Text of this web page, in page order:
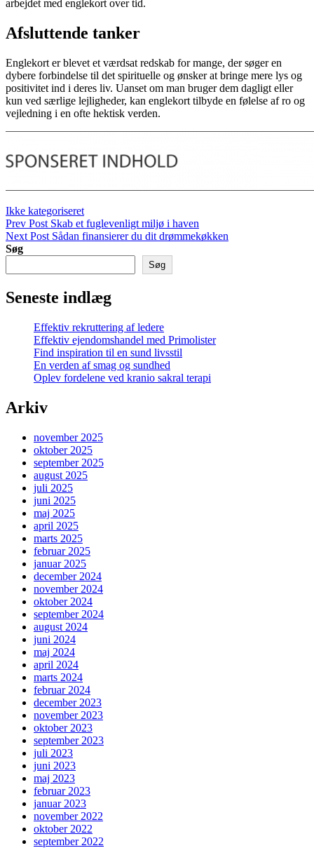
arbejdet med englekort over tid.
Afsluttende tanker
Englekort er blevet et værdsat redskab for mange, der søger en
dybere forbindelse til det spirituelle og ønsker at bringe mere lys og
positivitet ind i deres liv. Uanset om man bruger dem dagligt eller
kun ved særlige lejligheder, kan englekort tilbyde en følelse af ro og
vejledning i en ofte hektisk verden.
Categories
Ikke kategoriseret
Indlægsnavigation
Previous
Post
Prev Post Skab et fuglevenligt miljø i haven
Next
Post
Next Post Sådan finansierer du dit drømmekøkken
Søg
Søg
Seneste indlæg
Effektiv rekruttering af ledere
Effektiv ejendomshandel med Primolister
Find inspiration til en sund livsstil
En verden af smag og sundhed
Oplev fordelene ved kranio sakral terapi
Arkiv
november 2025
oktober 2025
september 2025
august 2025
juli 2025
juni 2025
maj 2025
april 2025
marts 2025
februar 2025
januar 2025
december 2024
november 2024
oktober 2024
september 2024
august 2024
juni 2024
maj 2024
april 2024
marts 2024
februar 2024
december 2023
november 2023
oktober 2023
september 2023
juli 2023
juni 2023
maj 2023
februar 2023
januar 2023
november 2022
oktober 2022
september 2022